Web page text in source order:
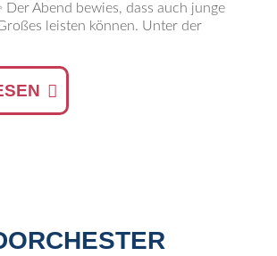
Der Abend bewies, dass auch junge
leisten können. Unter der